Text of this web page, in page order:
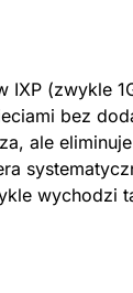
(zwykle
bez
ale
wychodzi